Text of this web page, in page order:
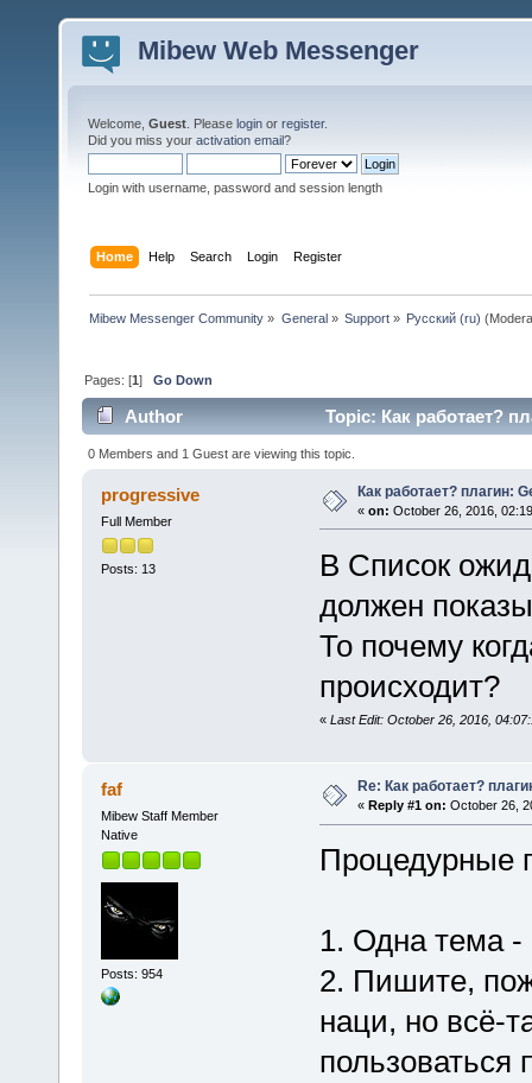
Mibew Web Messenger
Welcome, Guest . Please login or register.
Did you miss your activation email?
Login with username, password and session length
Home Help Search Login Register
Mibew Messenger Community » General» Support» Русский (ru)
Pages: [1]Go Down
Author Topic: Как работает?
0 Members and 1 Guest are viewing this topic.
progressive
Full Member
Posts: 13
Как работает? плагин:
« on: October 26, 2016,
В Список
должен
То почему
происходит?
« Last Edit: October 26, 2016,
faf
Mibew Staff Member
Native
Posts: 954
Re: Как работает?
« Reply #1 on: October 26,
Процедурные
1. Одна тема -
2. Пишите,
наци, но всё-